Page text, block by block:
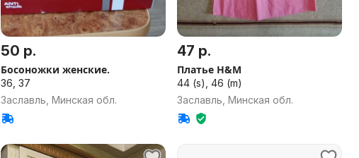
50 р.
Босоножки женские.
36, 37
Заславль, Минская обл.
47 р.
Платье H&M
44 (s), 46 (m)
Заславль, Минская обл.